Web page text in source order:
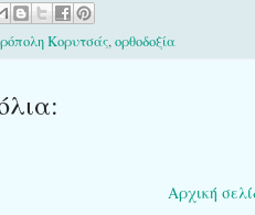
Κορυτσάς,ορθοδοξία
Αρχική